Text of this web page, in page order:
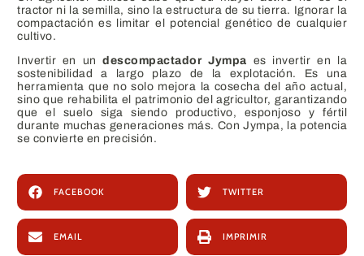
tractor ni la semilla, sino la estructura de su tierra. Ignorar la
compactación es limitar el potencial genético de cualquier
cultivo.
Invertir en undescompactador Jympa es invertir en la
sostenibilidad a largo plazo de la explotación. Es una
herramienta que no solo mejora la cosecha del año actual,
sino que rehabilita el patrimonio del agricultor, garantizando
que el suelo siga siendo productivo, esponjoso y fértil
durante muchas generaciones más. Con Jympa, la potencia
se convierte en precisión.
FACEBOOK TWITTER
EMAIL IMPRIMIR